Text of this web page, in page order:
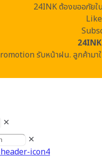
24INK ต้องขออภัยใ
24INK
รับหน้าฝน. ลูกค้ามา
✕
✕